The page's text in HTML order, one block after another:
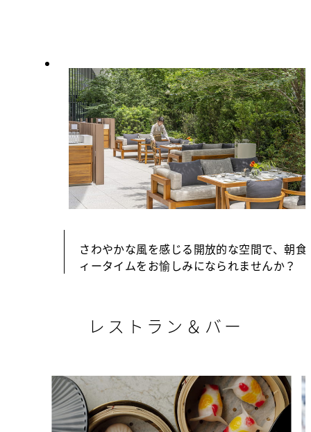
さわやかな風を感じる開放的な空間で、朝食
ィータイムをお愉しみになられませんか？
レストラン＆バー